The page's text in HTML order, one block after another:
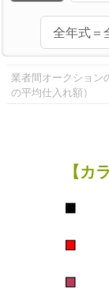
業者間オークション
の平均仕入れ額）
【カ
■
■
■